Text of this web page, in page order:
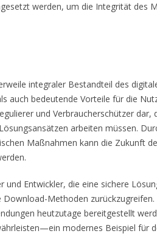
werden, um die Integrität des
integraler Bestandteil des
auch bedeutende Vorteile für die
und Verbraucherschützer
arbeiten müssen.
Maßnahmen kann die Zukunft
und Entwickler, die eine sichere
Methoden
heutzutage bereitgestellt
modernes Beispiel für